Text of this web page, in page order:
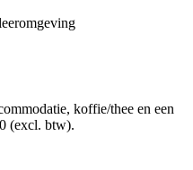
koffie/thee en een
(excl. btw).